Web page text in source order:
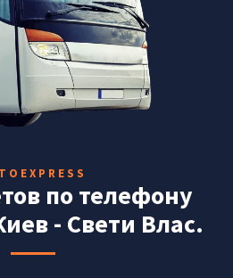
по телефону
- Свети Влас.